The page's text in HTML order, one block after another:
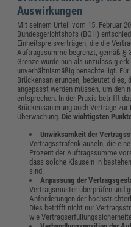
Auswirkungen
Mit seinem Urteil vom 15. Februar
Bundesgerichtshofs (BGH)
Einheitspreisverträgen, die die
Auftragssumme begrenzt, gemäß §
Grenze wurde nun als unzulässig
unverhältnismäßig benachteiligt.
Brückensanierungen, bedeutet dies,
angepasst werden müssen, um den
entsprechen. In der Praxis betrifft
Brückensanierung auch Verträge
Überwachung. Die wichtigsten
Unwirksamkeit der
Vertragsstrafenklauseln, die
Prozent der Auftragssumme
dass solche Klauseln in
sind.
Anpassung der
Vertragsmuster überprüfen und
Anforderungen der
Dies betrifft nicht nur
wie